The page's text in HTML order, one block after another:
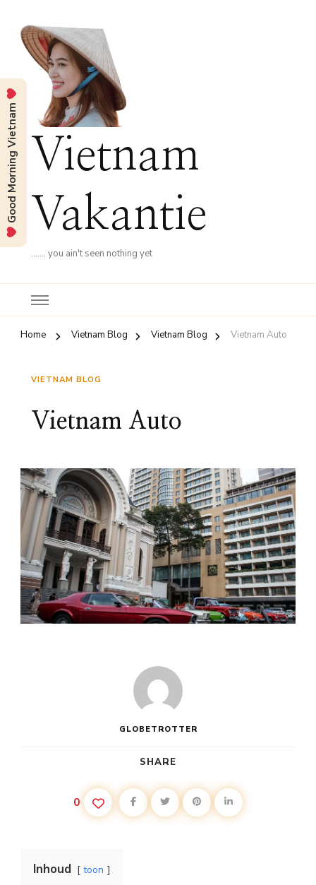
Vietnam
Vakantie
……. you ain't seen nothing yet
Home Vietnam Blog Vietnam Blog Vietnam Auto
VIETNAM BLOG
Vietnam Auto
GLOBETROTTER
SHARE
0
Inhoud toon
Good Morning Vietnam